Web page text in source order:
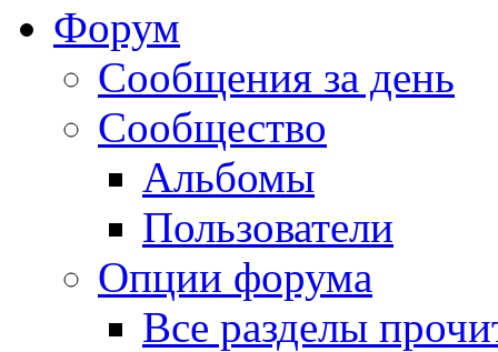
Форум
Сообщения за день
Сообщество
Альбомы
Пользователи
Опции форума
Все разделы